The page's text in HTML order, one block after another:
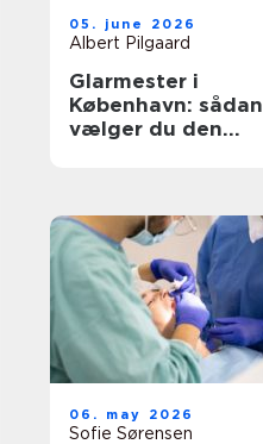
05. june 2026
Albert Pilgaard
Glarmester i
København: sådan
vælger du den
06. may 2026
Sofie Sørensen